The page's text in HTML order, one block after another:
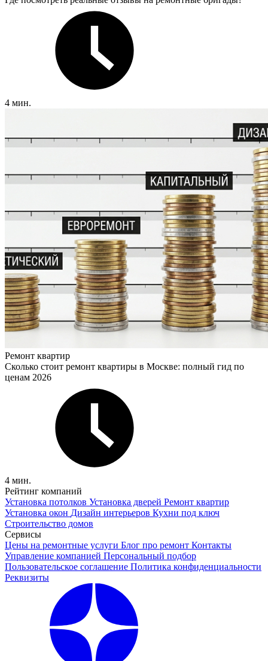
4 мин.
Ремонт квартир
Сколько стоит ремонт квартиры в Москве: полный гид по
ценам 2026
4 мин.
Рейтинг компаний
Установка потолков Установка дверей Ремонт квартир
Установка окон Дизайн интерьеров Кухни под ключ
Строительство домов
Сервисы
Цены на ремонтные услуги Блог про ремонт Контакты
Управление компанией Персональный подбор
Пользовательское соглашение Политика конфиденциальности
Реквизиты